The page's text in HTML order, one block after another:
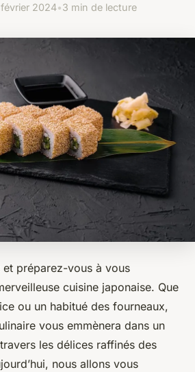
février 2024•3 min de lecture
préparez-vous à vous
cuisine japonaise. Que
ou un habitué des fourneaux,
vous emmènera dans un
les délices raffinés des
nous allons vous